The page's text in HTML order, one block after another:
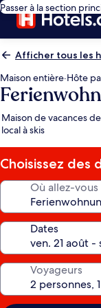
Passer à la section
Afficher tous les
Maison entière·Hôte
Maison de vacances
local à skis
Choisissez des
Où allez-vous
Dates
Voyageurs